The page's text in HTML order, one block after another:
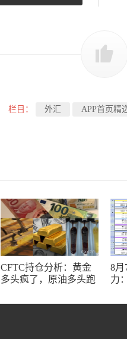
栏目： 外汇 APP首页精
CFTC持仓分析：黄金
多头疯了，原油多头跑
8月
力
十